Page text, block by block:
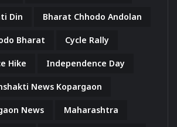
Din Bharat Chhodo Andolan
Bharat Cycle Rally
Hike Independence Day
News Kopargaon
News Maharashtra